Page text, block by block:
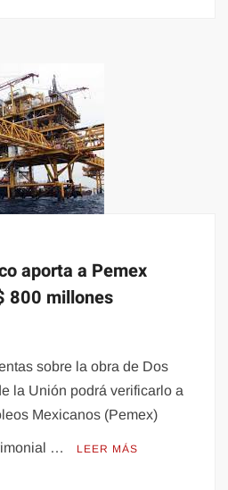
aporta a Pemex
800 millones
sobre la obra de Dos
la Unión podrá verificarlo a
Mexicanos (Pemex)
… LEER MÁS